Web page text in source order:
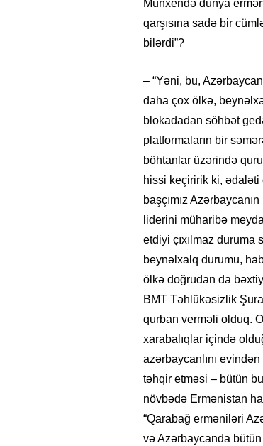
Münxendə dünya
qarşısına sadə bir
bilərdi”?
– “Yəni, bu,
daha çox ölkə,
blokadadan söhbət
platformaların bir
böhtanlar üzərində
hissi keçiririk ki, ədaləti
başçımız
liderini müharibə
etdiyi çıxılmaz
beynəlxalq durumu,
ölkə doğrudan da
BMT Təhlükəsizlik
qurban verməli olduq.
xarabalıqlar içində
azərbaycanlını
təhqir etməsi – bütün
növbədə Ermənistan
“Qarabağ erməniləri
və Azərbaycanda